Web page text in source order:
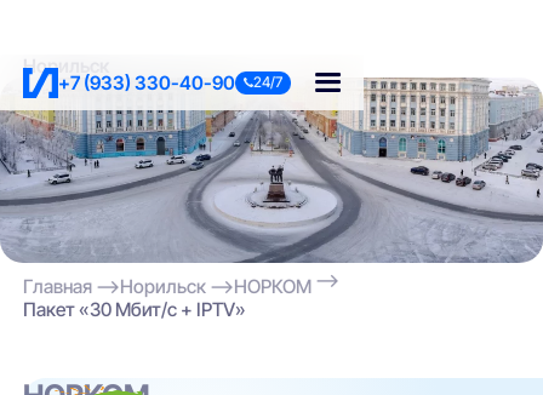
+7 (933) 330-40-90 24/7
Норильск
Главная Норильск
НОРКОМ
Пакет «30 Мбит/с + IPTV»